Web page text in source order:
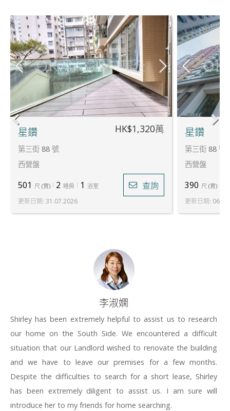
星鑽
第三街 88 號
西營盤
HK$1,320萬
501 尺 (實) 2 睡房 1 浴室 查詢
更新日期: 31.07.2026
星鑽
第三街 88 號
西營盤
390 尺 (實)
更新日期:
李淑嫻
Shirley has been extremely helpful to assist us to research
our home on the South Side. We encountered a difficult
situation that our Landlord wished to renovate the building
and we have to leave our premises for a few months.
Despite the difficulties to search for a short lease, Shirley
has been extremely diligent to assist us. I am sure will
introduce her to my friends for home searching.